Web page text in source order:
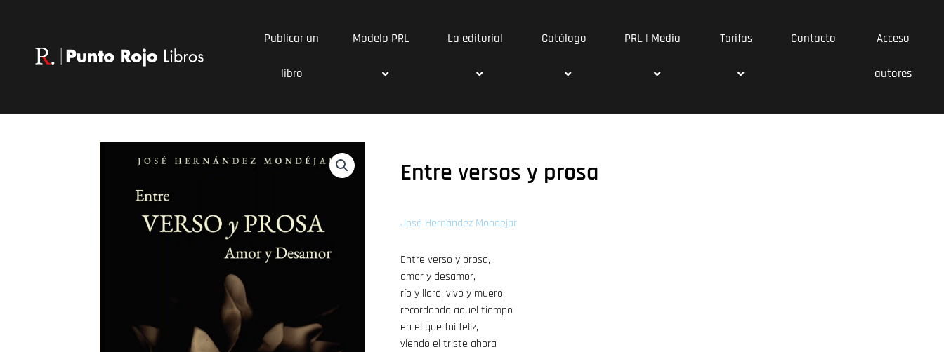
Publicar un
libro
Modelo PRL La editorial Catálogo PRL | Media Tarifas Contacto Acceso
autores
Entre versos y prosa
José Hernández Mondejar
Entre verso y prosa,
amor y desamor,
río y lloro, vivo y muero,
recordando aquel tiempo
en el que fui feliz,
viendo el triste ahora